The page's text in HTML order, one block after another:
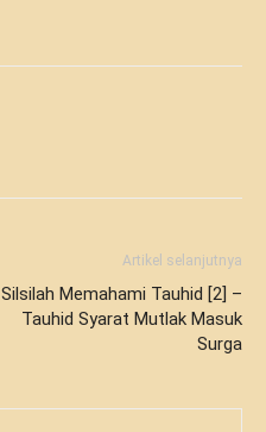
Artikel selanjutnya
Silsilah Memahami Tauhid [2] –
Tauhid Syarat Mutlak Masuk
Surga